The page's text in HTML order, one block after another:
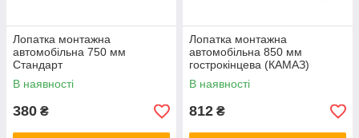
Лопатка монтажна
автомобільна 750 мм
Стандарт
В наявності
380 ₴
Лопатка монтажна
автомобільна 850 мм
гострокінцева (КАМАЗ)
Стандарт
В наявності
812 ₴